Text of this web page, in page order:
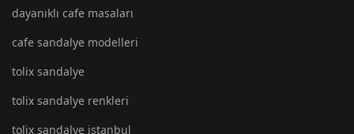
dayanıklı cafe masaları
cafe sandalye modelleri
tolix sandalye
tolix sandalye renkleri
tolix sandalye istanbul